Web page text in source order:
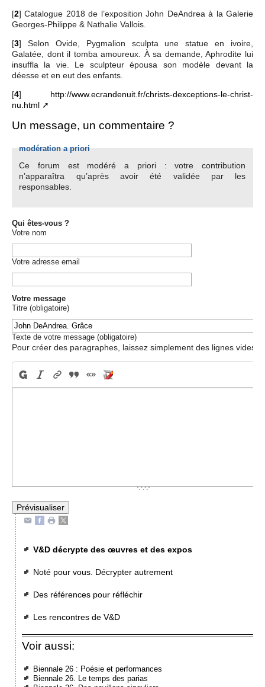
[2]Catalogue 2018 de l’exposition John DeAndrea à la Galerie
Georges-Philippe & Nathalie Vallois.
[3] Selon Ovide, Pygmalion sculpta une statue en ivoire,
Galatée, dont il tomba amoureux. À sa demande, Aphrodite lui
insuffla la vie. Le sculpteur épousa son modèle devant la
déesse et en eut des enfants.
[4] http://www.ecrandenuit.fr/christs-dexceptions-le-christ-
nu.html
Un message, un commentaire ?
modération a priori
Ce forum est modéré a priori : votre contribution
n’apparaîtra qu’après avoir été validée par les
responsables.
Qui êtes-vous ?
Votre nom
Votre adresse email
Votre message
Titre (obligatoire)
Texte de votre message (obligatoire)
Pour créer des paragraphes, laissez simplement des lignes vides.
V&D décrypte des œuvres et des expos
Noté pour vous. Décrypter autrement
Des références pour réfléchir
Les rencontres de V&D
Voir aussi:
Biennale 26 : Poésie et performances
Biennale 26. Le temps des parias